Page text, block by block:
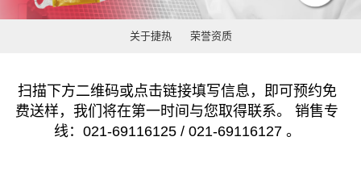
关于捷热 荣誉资质
扫描下方二维码或点击链接填写信息，即可预约免
费送样，我们将在第一时间与您取得联系。 销售专
线：021-69116125 / 021-69116127 。